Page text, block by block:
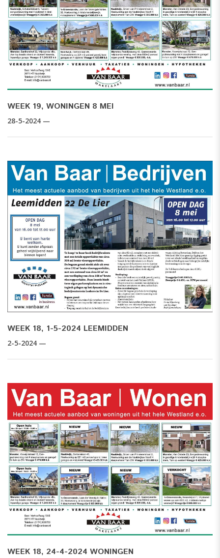
WEEK 19, WONINGEN 8 MEI
28-5-2024 —
WEEK 18, 1-5-2024 LEEMIDDEN
2-5-2024 —
WEEK 18, 24-4-2024 WONINGEN